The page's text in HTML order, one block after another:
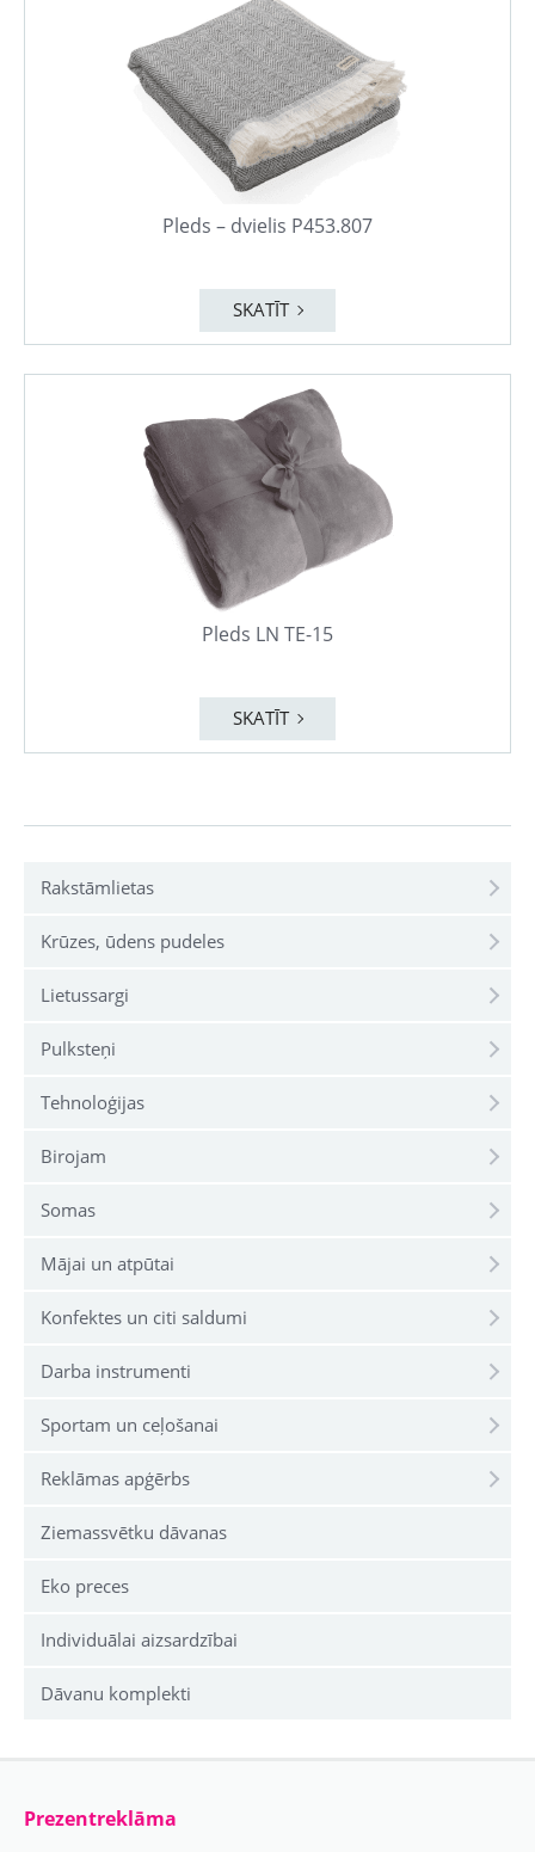
Rakstāmlietas
Krūzes, ūdens pudeles
Lietussargi
Pulksteņi
Tehnoloģijas
Birojam
Somas
Mājai un atpūtai
Konfektes un citi saldumi
Darba instrumenti
Sportam un ceļošanai
Reklāmas apģērbs
Ziemassvētku dāvanas
Eko preces
Individuālai aizsardzībai
Dāvanu komplekti
Pleds – dvielis P453.807
SKATĪT
Pleds LN TE-15
SKATĪT
Prezentreklāma